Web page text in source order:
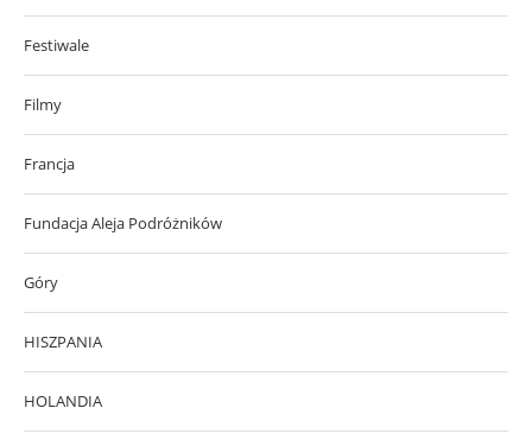
Festiwale
Filmy
Francja
Fundacja Aleja Podróżników
Góry
HISZPANIA
HOLANDIA